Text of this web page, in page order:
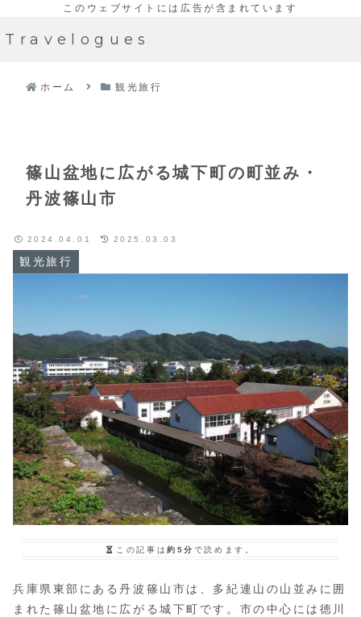
Travelogues
ホーム 観光旅行
篠山盆地に広がる城下町の町並み・
丹波篠山市
観光旅行
2024.04.01 2025.03.03
この記事は約5分 で読めます。
兵庫県東部にある丹波篠山市は、多紀連山の山並みに囲
まれた篠山盆地に広がる城下町です。市の中心には徳川